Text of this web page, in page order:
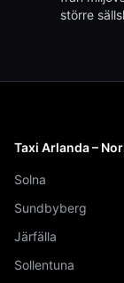
större
Taxi Arlanda –
Solna
Sundbyberg
Järfälla
Sollentuna